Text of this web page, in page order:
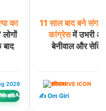
का
2026
करें
11 साल बाद बने
कांग्रेसमें उभरी
बेनीवाल और
हरियाणा
✍️ Om Giri